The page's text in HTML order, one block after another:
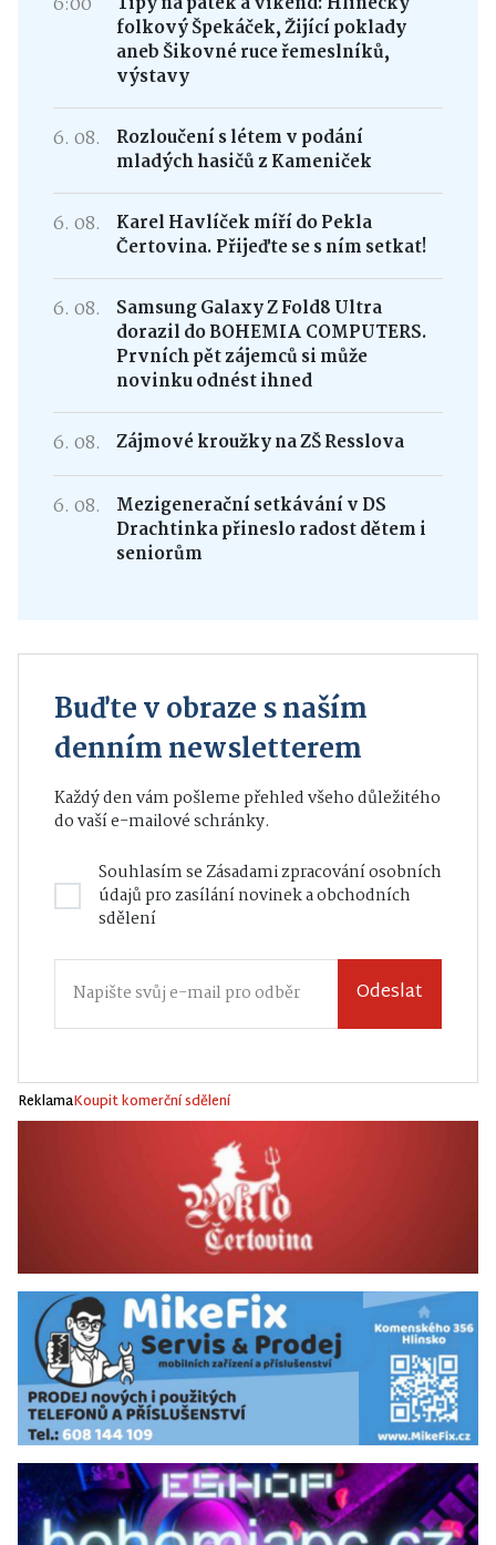
folkový Špekáček, Žijící poklady
aneb Šikovné ruce řemeslníků,
výstavy
6. 08.
Rozloučení s létem v podání
mladých hasičů z Kameniček
6. 08.
Karel Havlíček míří do Pekla
Čertovina. Přijeďte se s ním setkat!
6. 08.
Samsung Galaxy Z Fold8 Ultra
dorazil do BOHEMIA COMPUTERS.
Prvních pět zájemců si může
novinku odnést ihned
6. 08. Zájmové kroužky na ZŠ Resslova
6. 08.
Mezigenerační setkávání v DS
Drachtinka přineslo radost dětem i
seniorům
Buďte v obraze s naším
denním newsletterem
Každý den vám pošleme přehled všeho důležitého
do vaší e-mailové schránky.
Souhlasím seZásadami zpracování osobních
údajůpro zasílání novinek a obchodních
sdělení
Odeslat
ReklamaKoupit komerční sdělení